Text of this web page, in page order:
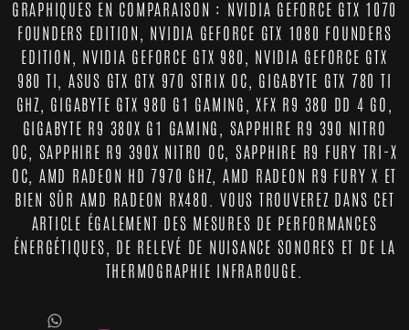
GRAPHIQUES EN COMPARAISON : NVIDIA GEFORCE GTX 1070
FOUNDERS EDITION, NVIDIA GEFORCE GTX 1080 FOUNDERS
EDITION, NVIDIA GEFORCE GTX 980, NVIDIA GEFORCE GTX
980 TI, ASUS GTX GTX 970 STRIX OC, GIGABYTE GTX 780 TI
GHZ, GIGABYTE GTX 980 G1 GAMING, XFX R9 380 DD 4 GO,
GIGABYTE R9 380X G1 GAMING, SAPPHIRE R9 390 NITRO
OC, SAPPHIRE R9 390X NITRO OC, SAPPHIRE R9 FURY TRI-X
OC, AMD RADEON HD 7970 GHZ, AMD RADEON R9 FURY X ET
BIEN SÛR AMD RADEON RX480. VOUS TROUVEREZ DANS CET
ARTICLE ÉGALEMENT DES MESURES DE PERFORMANCES
ÉNERGÉTIQUES, DE RELEVÉ DE NUISANCE SONORES ET DE LA
THERMOGRAPHIE INFRAROUGE.